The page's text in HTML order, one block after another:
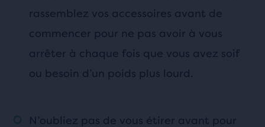
rassemblez vos accessoires avant de
commencer pour ne pas avoir à vous
arrêter à chaque fois que vous avez soif
ou besoin d’un poids plus lourd.
N’oubliez pas de vous étirer avant pour